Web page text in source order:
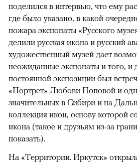
поделился в интервью, что ему
где было указано, в какой
пожара экспонаты «Русского
делили русская икона и русский
художественный музей дает
неожиданные экспонаты и того, и
постоянной экспозиции был
«Портрет» Любови Поповой и
значительных в Сибири и на
коллекция икон, основу которой
икона (такое и друзьям из-за
показать).
На «Территории. Иркутск»